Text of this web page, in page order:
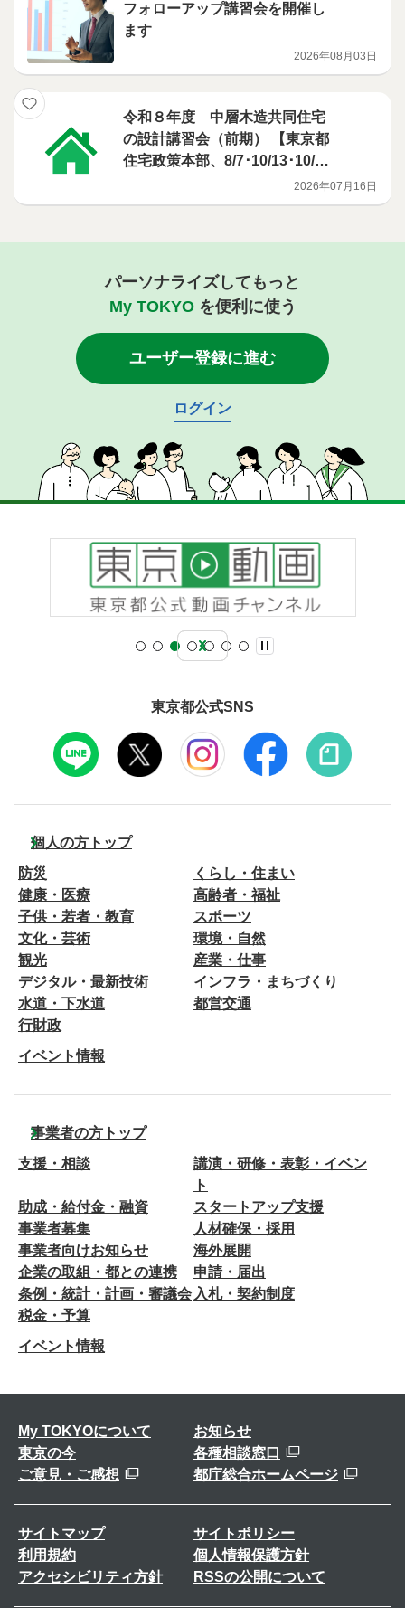
フォローアップ講習会を開催し
ます
2026年08月03日
令和８年度 中層木造共同住宅
の設計講習会（前期） 【東京都
住宅政策本部、8/7･10/13･10/2
2026年07月16日
パーソナライズしてもっと
My TOKYOを便利に使う
ユーザー登録に進む
ログイン
東京都公式SNS
個人の方トップ
防災
くらし・住まい
健康・医療
高齢者・福祉
子供・若者・教育
スポーツ
文化・芸術
環境・自然
観光
産業・仕事
デジタル・最新技術
インフラ・まちづくり
水道・下水道
都営交通
行財政
イベント情報
事業者の方トップ
支援・相談
講演・研修・表彰・イベン
ト
助成・給付金・融資
スタートアップ支援
事業者募集
人材確保・採用
事業者向けお知らせ
海外展開
企業の取組・都との連携
申請・届出
条例・統計・計画・審議会 入札・契約制度
税金・予算
イベント情報
My TOKYOについて
お知らせ
東京の今
各種相談窓口
ご意見・ご感想
都庁総合ホームページ
サイトマップ
サイトポリシー
利用規約
個人情報保護方針
アクセシビリティ方針
RSSの公開について